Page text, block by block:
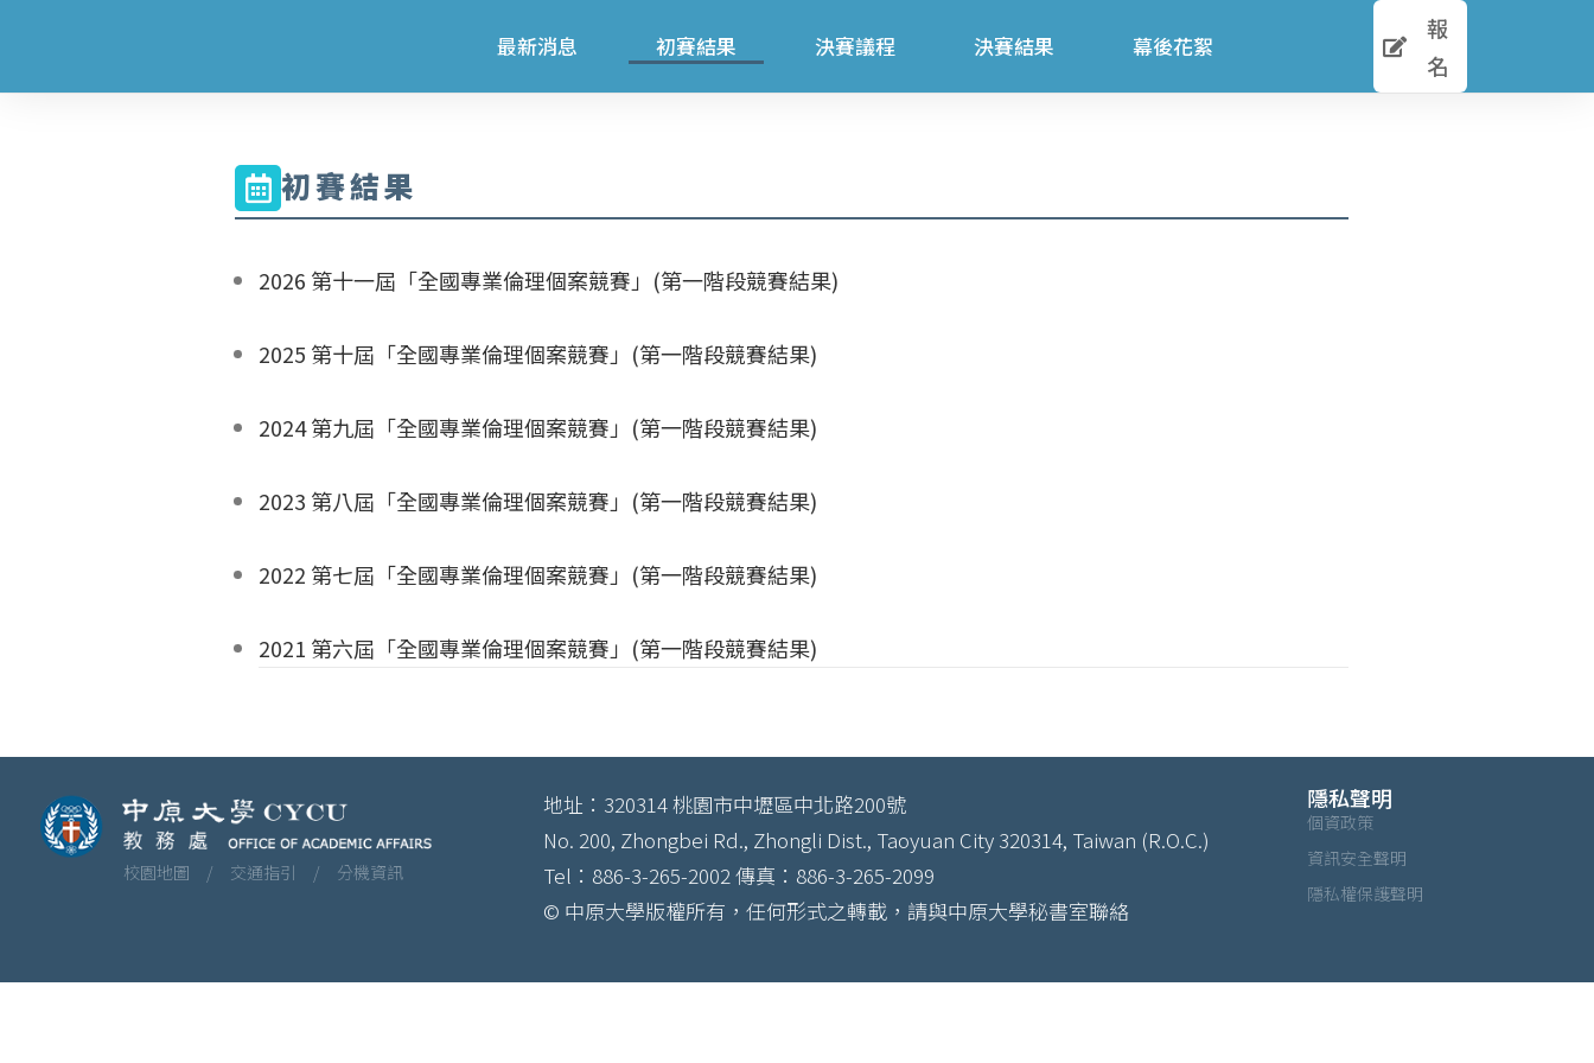
最新消息 初賽結果 決賽議程 決賽結果 幕後花絮
報
名
初賽結果
2026 第十一屆「全國專業倫理個案競賽」(第一階段競賽結果)
2025 第十屆「全國專業倫理個案競賽」(第一階段競賽結果)
2024 第九屆「全國專業倫理個案競賽」(第一階段競賽結果)
2023 第八屆「全國專業倫理個案競賽」(第一階段競賽結果)
2022 第七屆「全國專業倫理個案競賽」(第一階段競賽結果)
2021 第六屆「全國專業倫理個案競賽」(第一階段競賽結果)
校園地圖 / 交通指引 / 分機資訊
地址：320314 桃園市中壢區中北路200號
No. 200, Zhongbei Rd., Zhongli Dist., Taoyuan City 320314, Taiwan (R.O.C.)
Tel：886-3-265-2002 傳真：886-3-265-2099
© 中原大學版權所有，任何形式之轉載，請與中原大學秘書室聯絡
隱私聲明
個資政策
資訊安全聲明
隱私權保護聲明